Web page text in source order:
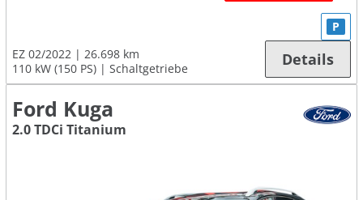
EZ 02/2022
26.698 km
110 kW (150 PS)
Schaltgetriebe
P
Details
Ford Kuga
2.0 TDCi Titanium